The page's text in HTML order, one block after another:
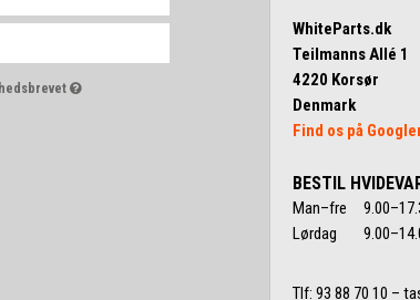
WhiteParts.dk
Teilmanns Allé 1
4220 Korsør
Denmark
Find os på
BESTIL
Man–fre
Lørdag
Tlf: 93 88 70 10 –